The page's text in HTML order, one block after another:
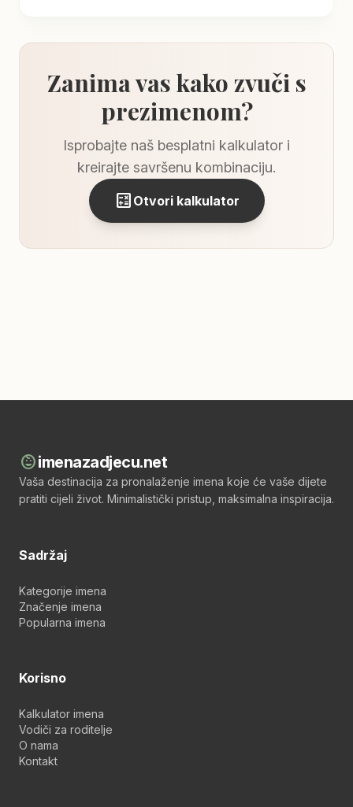
Zanima vas kako zvuči s
prezimenom?
Isprobajte naš besplatni kalkulator i
kreirajte savršenu kombinaciju.
calculate Otvori kalkulator
child_careimenazadjecu.net
Vaša destinacija za pronalaženje imena koje će vaše dijete
pratiti cijeli život. Minimalistički pristup, maksimalna inspiracija.
Sadržaj
Kategorije imena
Značenje imena
Popularna imena
Korisno
Kalkulator imena
Vodiči za roditelje
O nama
Kontakt